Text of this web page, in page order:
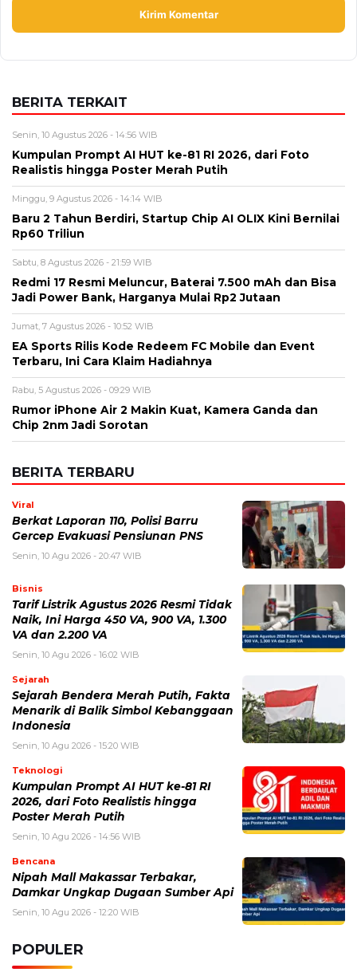
Minggu, 9 Agustus 2026 - 14:14 WIB
Baru 2 Tahun Berdiri, Startup Chip AI OLIX Kini Bernilai
Redmi 17 Resmi Meluncur, Baterai 7.500 mAh dan Bisa
Jadi Power Bank, Harganya Mulai Rp2 Jutaan
Jumat, 7 Agustus 2026 - 10:52 WIB
EA Sports Rilis Kode Redeem FC Mobile dan Event
Terbaru, Ini Cara Klaim Hadiahnya
Rabu, 5 Agustus 2026 - 09:29 WIB
Rumor iPhone Air 2 Makin Kuat, Kamera Ganda dan
Chip 2nm Jadi Sorotan
BERITA TERBARU
Viral
Berkat Laporan 110, Polisi Barru
Gercep Evakuasi Pensiunan PNS
Senin, 10 Agu 2026 - 20:47 WIB
Tarif Listrik Agustus 2026 Resmi Tidak
Naik, Ini Harga 450 VA, 900 VA, 1.300
Senin, 10 Agu 2026 - 16:02 WIB
Sejarah Bendera Merah Putih, Fakta
Menarik di Balik Simbol Kebanggaan
Indonesia
Senin, 10 Agu 2026 - 15:20 WIB
Teknologi
Kumpulan Prompt AI HUT ke-81 RI
2026, dari Foto Realistis hingga
Poster Merah Putih
Bencana
Nipah Mall Makassar Terbakar,
Damkar Ungkap Dugaan Sumber Api
Senin, 10 Agu 2026 - 12:20 WIB
POPULER
Sosok Ini Bongkar Siapa Sebenarnya Dalang Demo 25
Agustus yang Berakhir Ricuh: Bukan Intervensi Asing
(1,000,036)
3 Menu Diet Sehat Harian yang Efektif Turunkan Berat
Badan Menjadi Ideal, Wajib dicoba!
(900,814)
10 Teknik Ngepet Halal (813,808)
Cara Download dan Install Bios AetherSX2 PS2 (702,375)
5 Resep Cumi yang Mantul dan Mudah Dimasak
(602,455)